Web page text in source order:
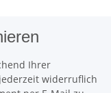
Ihrer
widerruflich